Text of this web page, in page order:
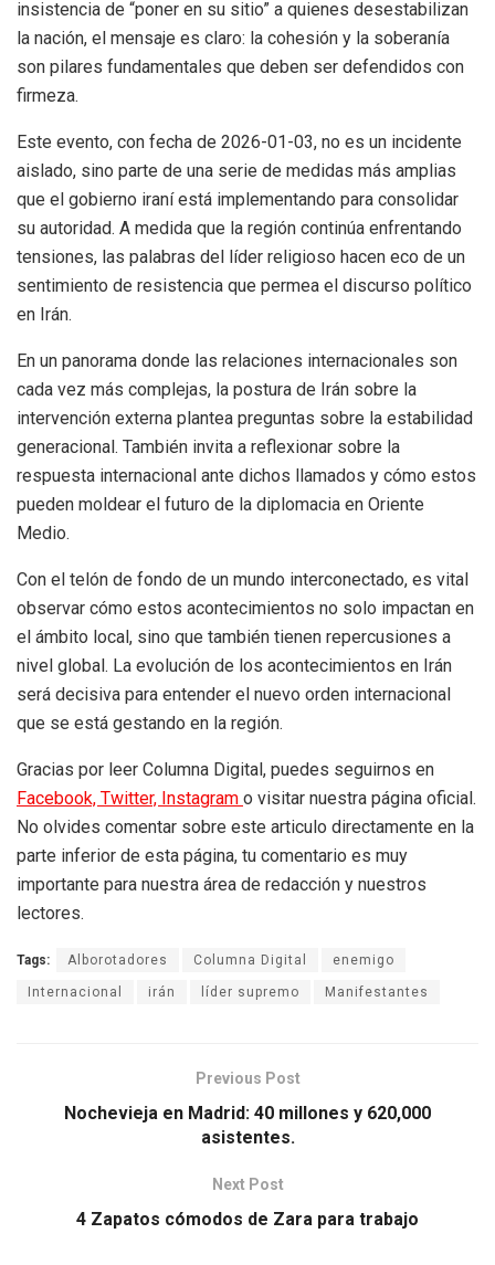
insistencia de “poner en su sitio” a quienes desestabilizan
la nación, el mensaje es claro: la cohesión y la soberanía
son pilares fundamentales que deben ser defendidos con
firmeza.
Este evento, con fecha de 2026-01-03, no es un incidente
aislado, sino parte de una serie de medidas más amplias
que el gobierno iraní está implementando para consolidar
su autoridad. A medida que la región continúa enfrentando
tensiones, las palabras del líder religioso hacen eco de un
sentimiento de resistencia que permea el discurso político
en Irán.
En un panorama donde las relaciones internacionales son
cada vez más complejas, la postura de Irán sobre la
intervención externa plantea preguntas sobre la estabilidad
generacional. También invita a reflexionar sobre la
respuesta internacional ante dichos llamados y cómo estos
pueden moldear el futuro de la diplomacia en Oriente
Medio.
Con el telón de fondo de un mundo interconectado, es vital
observar cómo estos acontecimientos no solo impactan en
el ámbito local, sino que también tienen repercusiones a
nivel global. La evolución de los acontecimientos en Irán
será decisiva para entender el nuevo orden internacional
que se está gestando en la región.
Gracias por leer Columna Digital, puedes seguirnos en
Facebook, Twitter, Instagram o visitar nuestra página oficial.
No olvides comentar sobre este articulo directamente en la
parte inferior de esta página, tu comentario es muy
importante para nuestra área de redacción y nuestros
lectores.
Tags: Alborotadores Columna Digital enemigo
Internacional irán líder supremo Manifestantes
Previous Post
Nochevieja en Madrid: 40 millones y 620,000
asistentes.
Next Post
4 Zapatos cómodos de Zara para trabajo